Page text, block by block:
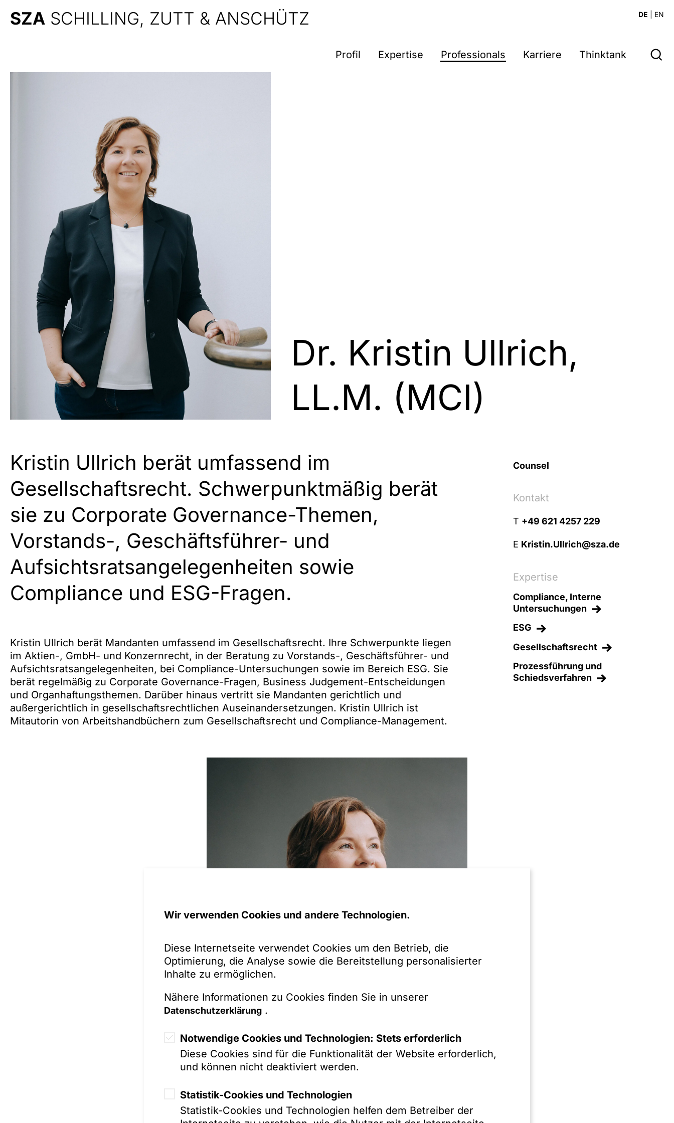
Wir verwenden Cookies und andere Technologien.
Diese Internetseite verwendet Cookies um den Betrieb, die
Optimierung, die Analyse sowie die Bereitstellung personalisierter
Inhalte zu ermöglichen.
Nähere Informationen zu Cookies finden Sie in unserer
Datenschutzerklärung .
Notwendige Cookies und Technologien: Stets erforderlich
Diese Cookies sind für die Funktionalität der Website erforderlich,
und können nicht deaktiviert werden.
Statistik-Cookies und Technologien
Statistik-Cookies und Technologien helfen dem Betreiber der
SZA SCHILLING, ZUTT & ANSCHÜTZ DE EN
Profil Expertise Professionals Karriere Thinktank
Dr. Kristin Ullrich,
LL.M. (MCI)
Kristin Ullrich berät umfassend im
Gesellschaftsrecht. Schwerpunktmäßig berät
sie zu Corporate Governance-Themen,
Vorstands-, Geschäftsführer- und
Aufsichtsratsangelegenheiten sowie
Compliance und ESG-Fragen.
Kristin Ullrich berät Mandanten umfassend im Gesellschaftsrecht. Ihre Schwerpunkte liegen
im Aktien-, GmbH- und Konzernrecht, in der Beratung zu Vorstands-, Geschäftsführer- und
Aufsichtsratsangelegenheiten, bei Compliance-Untersuchungen sowie im Bereich ESG. Sie
berät regelmäßig zu Corporate Governance-Fragen, Business Judgement-Entscheidungen
und Organhaftungsthemen. Darüber hinaus vertritt sie Mandanten gerichtlich und
außergerichtlich in gesellschaftsrechtlichen Auseinandersetzungen. Kristin Ullrich ist
Mitautorin von Arbeitshandbüchern zum Gesellschaftsrecht und Compliance-Management.
Counsel
Kontakt
T +49 621 4257 229
E Kristin.Ullrich@sza.de
Expertise
Compliance, Interne
Untersuchungen
ESG
Gesellschaftsrecht
Prozessführung und
Schiedsverfahren